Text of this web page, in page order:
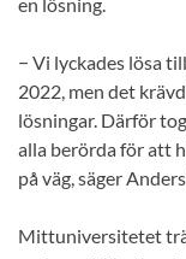
− Vi lyckades lösa
2022, men det
lösningar. Därför
alla berörda för att
på väg, säger
Mittuniversitetet